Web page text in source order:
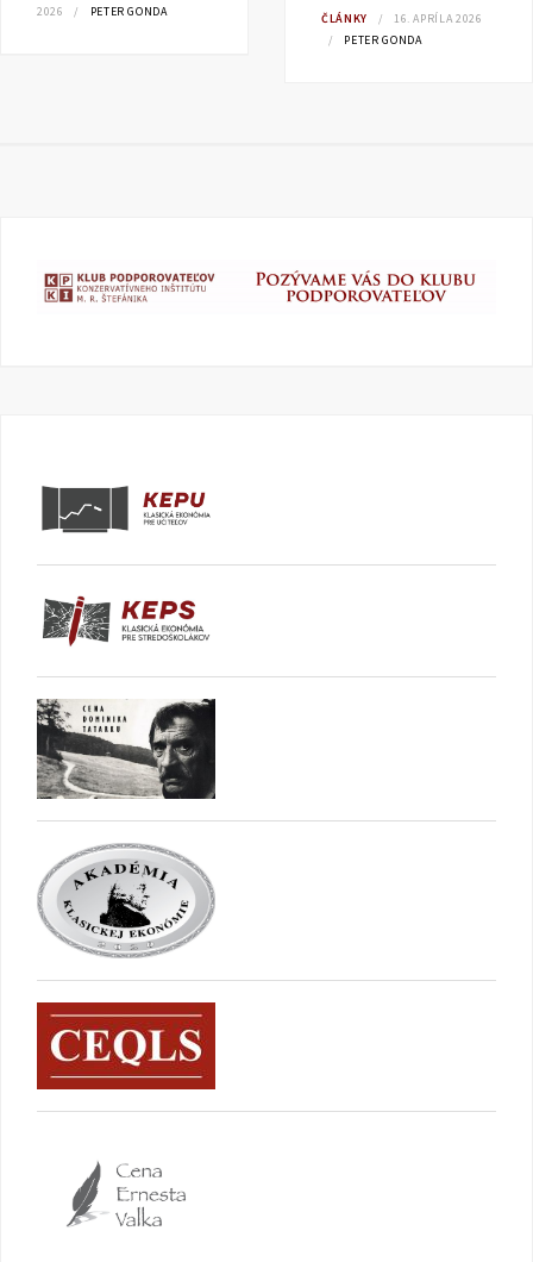
2026
PETER GONDA ČLÁNKY
16. APRÍLA 2026
PETER GONDA